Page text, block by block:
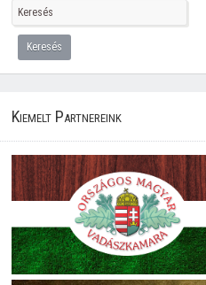
Kiemelt Partnereink